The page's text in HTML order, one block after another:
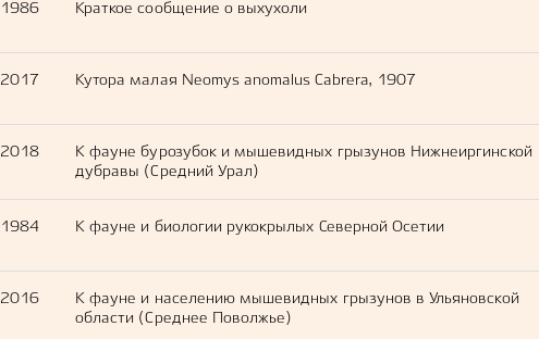
1986 Краткое сообщение о выхухоли
2017 Кутора малая Neomys anomalus Cabrera, 1907
2018
К фауне бурозубок и мышевидных грызунов Нижнеиргинской
дубравы (Средний Урал)
1984 К фауне и биологии рукокрылых Северной Осетии
2016
К фауне и населению мышевидных грызунов в Ульяновской
области (Среднее Поволжье)